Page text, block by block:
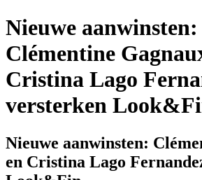
Nieuwe aanwinsten:
Clémentine
Cristina Lago
versterken
Nieuwe aanwinsten:
en Cristina Lago